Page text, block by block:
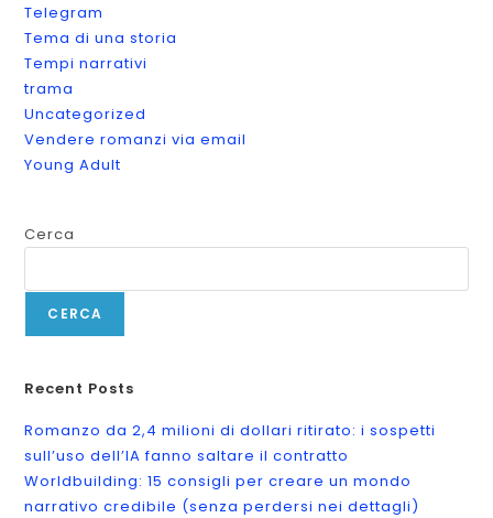
Telegram
Tema di una storia
Tempi narrativi
trama
Uncategorized
Vendere romanzi via email
Young Adult
Cerca
CERCA
Recent Posts
Romanzo da 2,4 milioni di dollari ritirato: i sospetti
sull’uso dell’IA fanno saltare il contratto
Worldbuilding: 15 consigli per creare un mondo
narrativo credibile (senza perdersi nei dettagli)